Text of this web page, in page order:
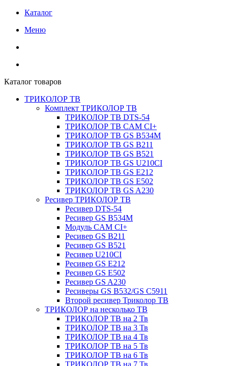
Каталог
Меню
Каталог товаров
ТРИКОЛОР ТВ
Комплект ТРИКОЛОР ТВ
ТРИКОЛОР ТВ DTS-54
ТРИКОЛОР ТВ CAM CI+
ТРИКОЛОР ТВ GS B534M
ТРИКОЛОР ТВ GS B211
ТРИКОЛОР ТВ GS B521
ТРИКОЛОР ТВ GS U210CI
ТРИКОЛОР ТВ GS E212
ТРИКОЛОР ТВ GS E502
ТРИКОЛОР ТВ GS A230
Ресивер ТРИКОЛОР ТВ
Ресивер DTS-54
Ресивер GS B534M
Модуль CAM CI+
Ресивер GS B211
Ресивер GS B521
Ресивер U210CI
Ресивер GS E212
Ресивер GS E502
Ресивер GS A230
Ресиверы GS B532/GS C5911
Второй ресивер Триколор ТВ
ТРИКОЛОР на несколько ТВ
ТРИКОЛОР ТВ на 2 Тв
ТРИКОЛОР ТВ на 3 Тв
ТРИКОЛОР ТВ на 4 Тв
ТРИКОЛОР ТВ на 5 Тв
ТРИКОЛОР ТВ на 6 Тв
ТРИКОЛОР ТВ на 7 Тв